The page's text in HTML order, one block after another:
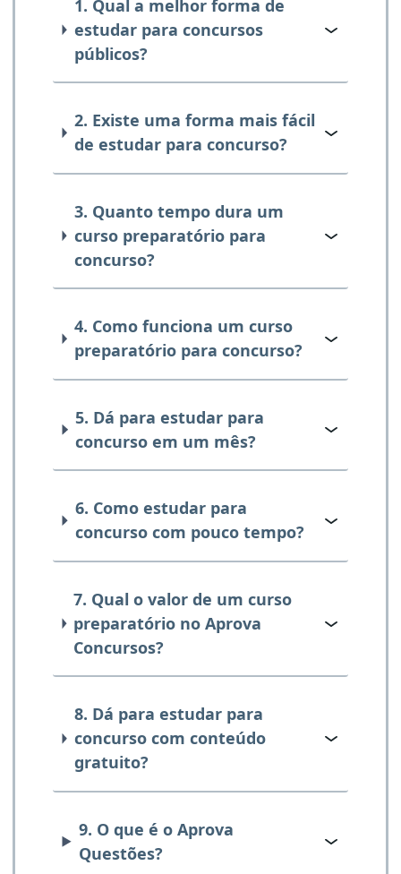
1. Qual a melhor forma de
estudar para concursos
públicos?
2. Existe uma forma mais fácil
de estudar para concurso?
3. Quanto tempo dura um
curso preparatório para
concurso?
4. Como funciona um curso
preparatório para concurso?
5. Dá para estudar para
concurso em um mês?
6. Como estudar para
concurso com pouco tempo?
7. Qual o valor de um curso
preparatório no Aprova
Concursos?
8. Dá para estudar para
concurso com conteúdo
gratuito?
9. O que é o Aprova
Questões?